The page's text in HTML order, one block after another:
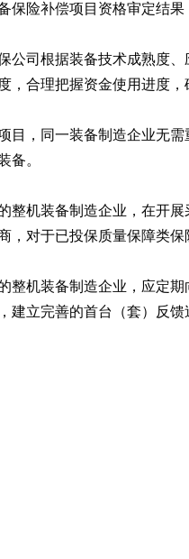
保险补偿项目资格审定结
公司根据装备技术成熟度
，合理把握资金使用进度
目，同一装备制造企业无
备。
整机装备制造企业，在开
，对于已投保质量保障类保
整机装备制造企业，应定
建立完善的首台（套）反